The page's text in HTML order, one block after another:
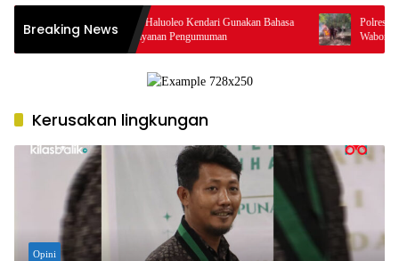
Breaking News
Resmi! Bandara Haluoleo Kendari Gunakan Bahasa
Tolaki dalam Layanan Pengumuman
Polres Baubau
Waborobo, Polisi
Kerusakan lingkungan
Opini